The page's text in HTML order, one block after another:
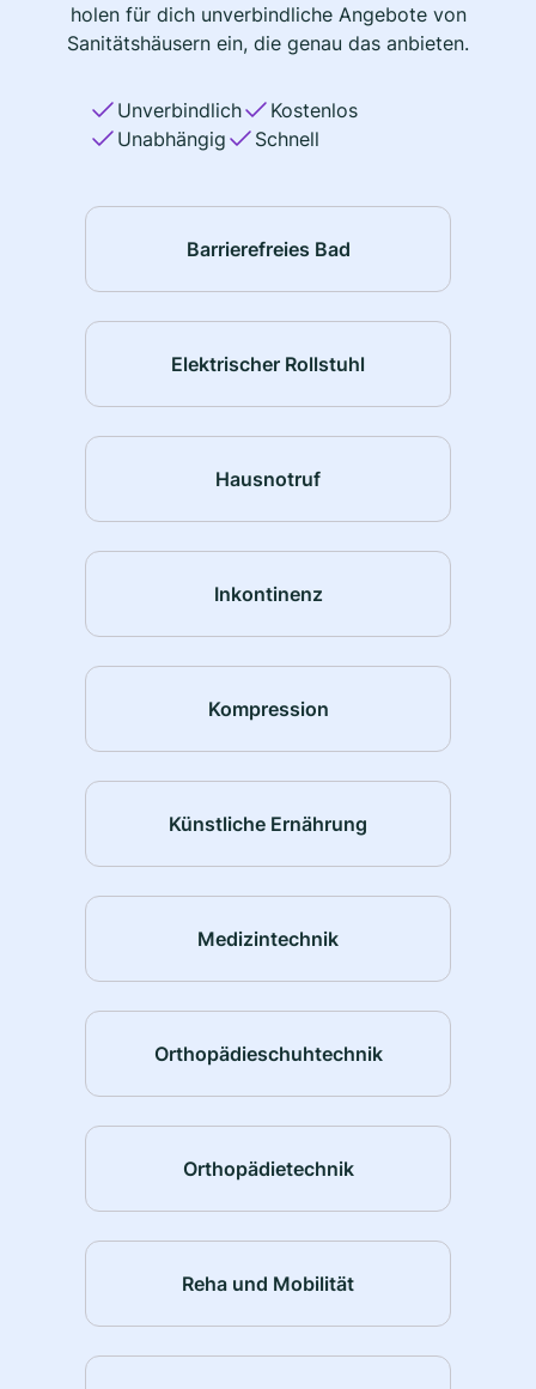
holen für dich unverbindliche Angebote von
Sanitätshäusern ein, die genau das anbieten.
Unverbindlich
Kostenlos
Unabhängig
Schnell
Barrierefreies Bad
Elektrischer Rollstuhl
Hausnotruf
Inkontinenz
Kompression
Künstliche Ernährung
Medizintechnik
Orthopädieschuhtechnik
Orthopädietechnik
Reha und Mobilität